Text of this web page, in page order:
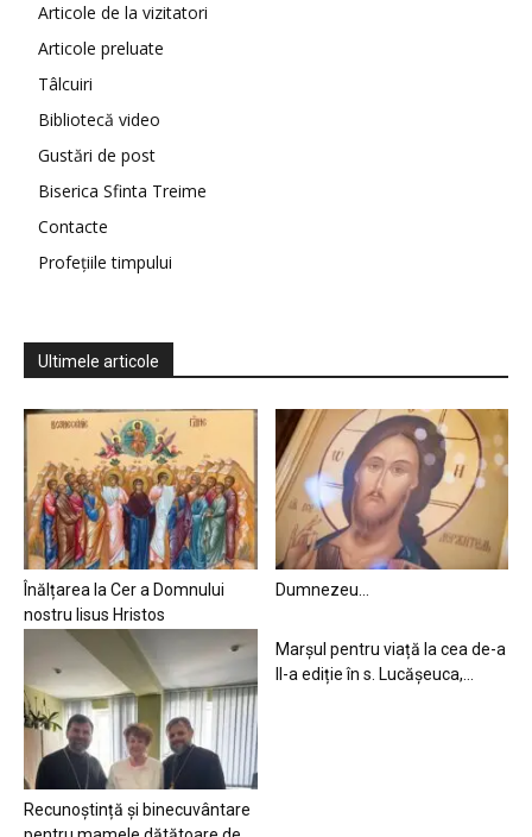
Articole de la vizitatori
Articole preluate
Tâlcuiri
Bibliotecă video
Gustări de post
Biserica Sfinta Treime
Contacte
Profețiile timpului
Ultimele articole
Înălțarea la Cer a Domnului
nostru Iisus Hristos
Dumnezeu…
Recunoștință și binecuvântare
Marșul pentru viață la cea de-a
II-a ediție în s. Lucășeuca,...